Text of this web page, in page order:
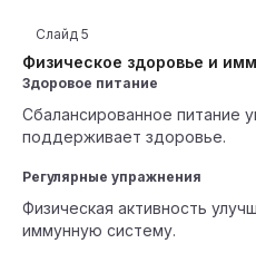
Физическое здоровье и
Слайд 5
Здоровое питание
Сбалансированное питание
поддерживает здоровье.
Регулярные упражнения
Физическая активность
иммунную систему.